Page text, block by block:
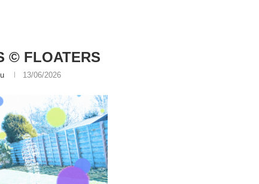
© FLOATERS
13/06/2026